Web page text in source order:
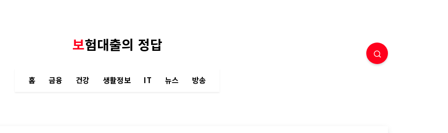
보험대출의 정답
홈 금융 건강 생활정보 IT 뉴스 방송